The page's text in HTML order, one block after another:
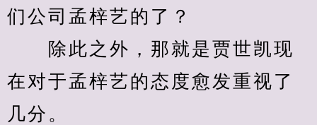
们公司孟梓艺的了？
除此之外，那就是贾世凯现
在对于孟梓艺的态度愈发重视了
几分。